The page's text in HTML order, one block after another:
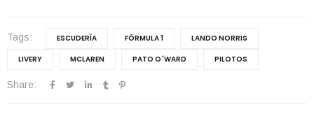
Tags: ESCUDERÍA FÓRMULA 1
LANDO NORRIS
LIVERY
MCLAREN PATO O´WARD PILOTOS
Share: